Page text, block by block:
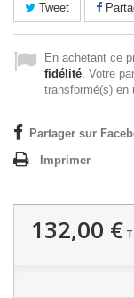
Tweet
En achetant ce
fidélité. Votre
transformé(s) en
Partager sur
Imprimer
132,00 €